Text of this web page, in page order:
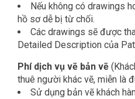
Nếu không có drawings
hồ sơ dễ bị từ chối.
Các drawings sẽ được
Detailed Description của
Phí dịch vụ vẽ bản vẽ
thuê người khác vẽ, miễn là
Sử dụng bản vẽ khách